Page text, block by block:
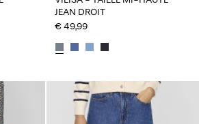
JEAN DROIT
€ 49,99